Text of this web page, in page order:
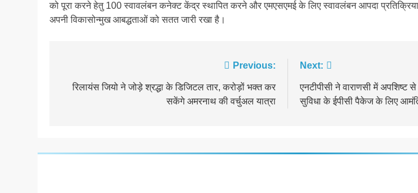
को पूरा करने हेतु 100 स्वावलंबन कनेक्ट केंद्र स्थापित करने और एमएसएमई के लिए स्वावलंबन आपदा
अपनी विकासोन्मुख आबद्धताओं को सतत जारी रखा है।
navigation
Previous:
रिलायंस जियो ने जोड़े श्रद्धा के डिजिटल तार, करोड़ों भक्त कर
सकेंगे अमरनाथ की वर्चुअल यात्रा
Next:
एनटीपीसी ने वाराणसी में अपशिष्ट से
सुविधा के ईपीसी पैकेज के लिए